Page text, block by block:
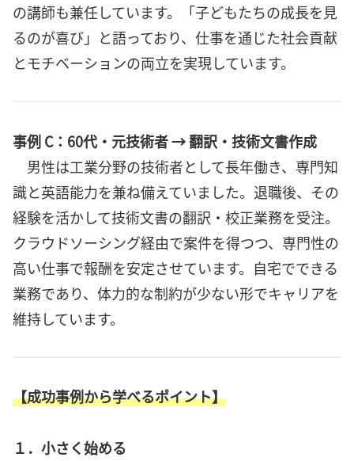
の講師も兼任しています。「子どもたちの成長を見
るのが喜び」と語っており、仕事を通じた社会貢献
とモチベーションの両立を実現しています。
事例 C：60代・元技術者 → 翻訳・技術文書作成
男性は工業分野の技術者として長年働き、専門知
識と英語能力を兼ね備えていました。退職後、その
経験を活かして技術文書の翻訳・校正業務を受注。
クラウドソーシング経由で案件を得つつ、専門性の
高い仕事で報酬を安定させています。自宅でできる
業務であり、体力的な制約が少ない形でキャリアを
維持しています。
【成功事例から学べるポイント】
１．小さく始める